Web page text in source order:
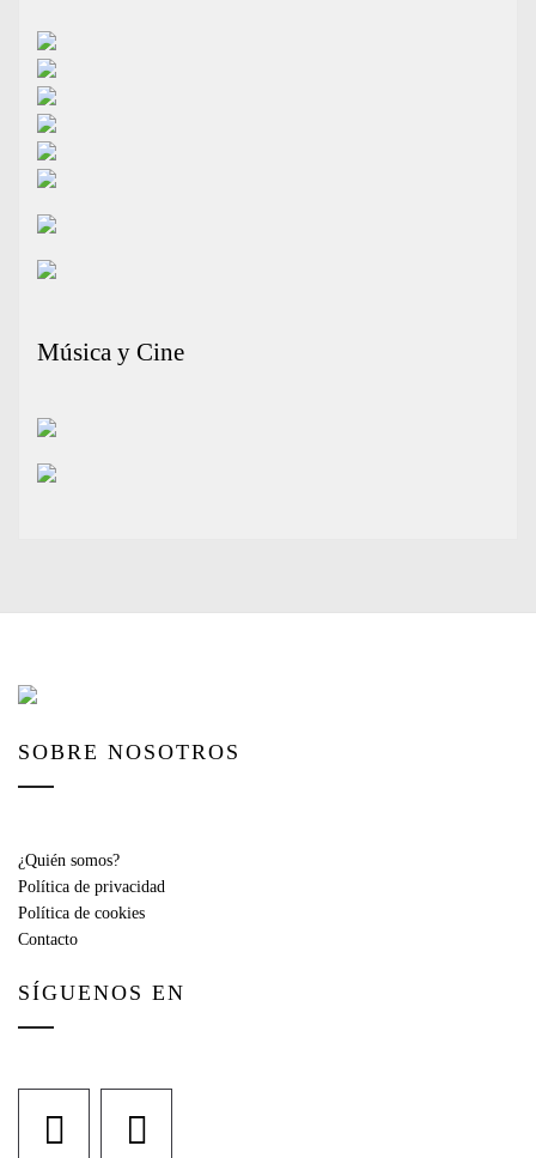
Música y Cine
SOBRE NOSOTROS
¿Quién somos?
Política de privacidad
Política de cookies
Contacto
SÍGUENOS EN